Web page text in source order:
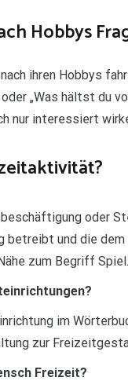
Hobbys
ihren Hobbys
oder „Was hältst du
nur interessiert
oder
betreibt und die
zum Begriff Spiel.
im
zur
Freizeit?